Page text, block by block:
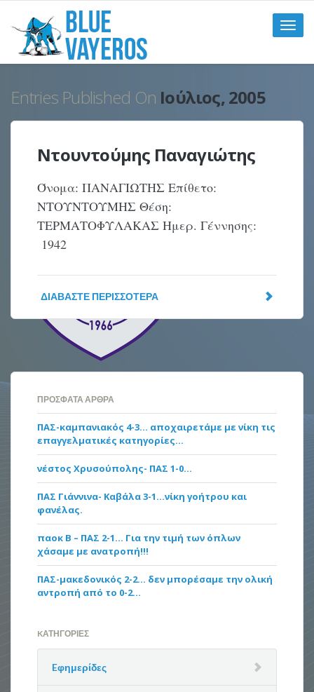
Toggle
Entries Published On Ιούλιος, 2005
Ντουντούμης Παναγιώτης
Όνομα: ΠΑΝΑΓΙΩΤΗΣ Επίθετο:
ΝΤΟΥΝΤΟΥΜΗΣ Θέση:
ΤΕΡΜΑΤΟΦΥΛΑΚΑΣ Ημερ. Γέννησης:
1942
ΔΙΑΒΆΣΤΕ ΠΕΡΙΣΣΌΤΕΡΑ
ΠΡΌΣΦΑΤΑ ΆΡΘΡΑ
ΠΑΣ-καμπανιακός 4-3… αποχαιρετάμε με νίκη τις
επαγγελματικές κατηγορίες…
νέστος Χρυσούπολης- ΠΑΣ 1-0…
ΠΑΣ Γιάννινα- Καβάλα 3-1…νίκη γοήτρου και
φανέλας.
παοκ Β – ΠΑΣ 2-1… Για την τιμή των όπλων
χάσαμε με ανατροπή!!!
ΠΑΣ-μακεδονικός 2-2… δεν μπορέσαμε την ολική
αντροπή από το 0-2…
KΑΤΗΓΟΡΊΕΣ
Eφημερίδες